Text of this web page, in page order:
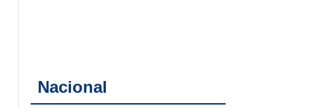
Nacional